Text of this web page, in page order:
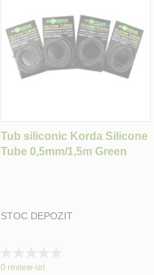
Tub siliconic Korda Silicone
Tube 0,5mm/1,5m Green
STOC DEPOZIT
0%
0 review-uri